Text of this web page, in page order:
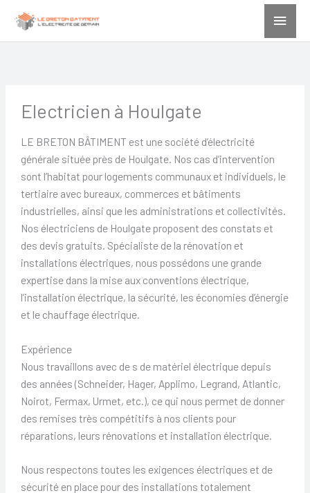
Menu
Electricien à Houlgate
LE BRETON BÂTIMENT est une société d’électricité
générale située près de Houlgate. Nos cas d’intervention
sont l’habitat pour logements communaux et individuels, le
tertiaire avec bureaux, commerces et bâtiments
industrielles, ainsi que les administrations et collectivités.
Nos électriciens de Houlgate proposent des constats et
des devis gratuits. Spécialiste de la rénovation et
installations électriques, nous possédons une grande
expertise dans la mise aux conventions électrique,
l’installation électrique, la sécurité, les économies d’énergie
et le chauffage électrique.
Expérience
Nous travaillons avec de s de matériel électrique depuis
des années (Schneider, Hager, Applimo, Legrand, Atlantic,
Noirot, Fermax, Urmet, etc.), ce qui nous permet de donner
des remises très compétitifs à nos clients pour
réparations, leurs rénovations et installation électrique.
Nous respectons toutes les exigences électriques et de
sécurité en place pour des installations totalement